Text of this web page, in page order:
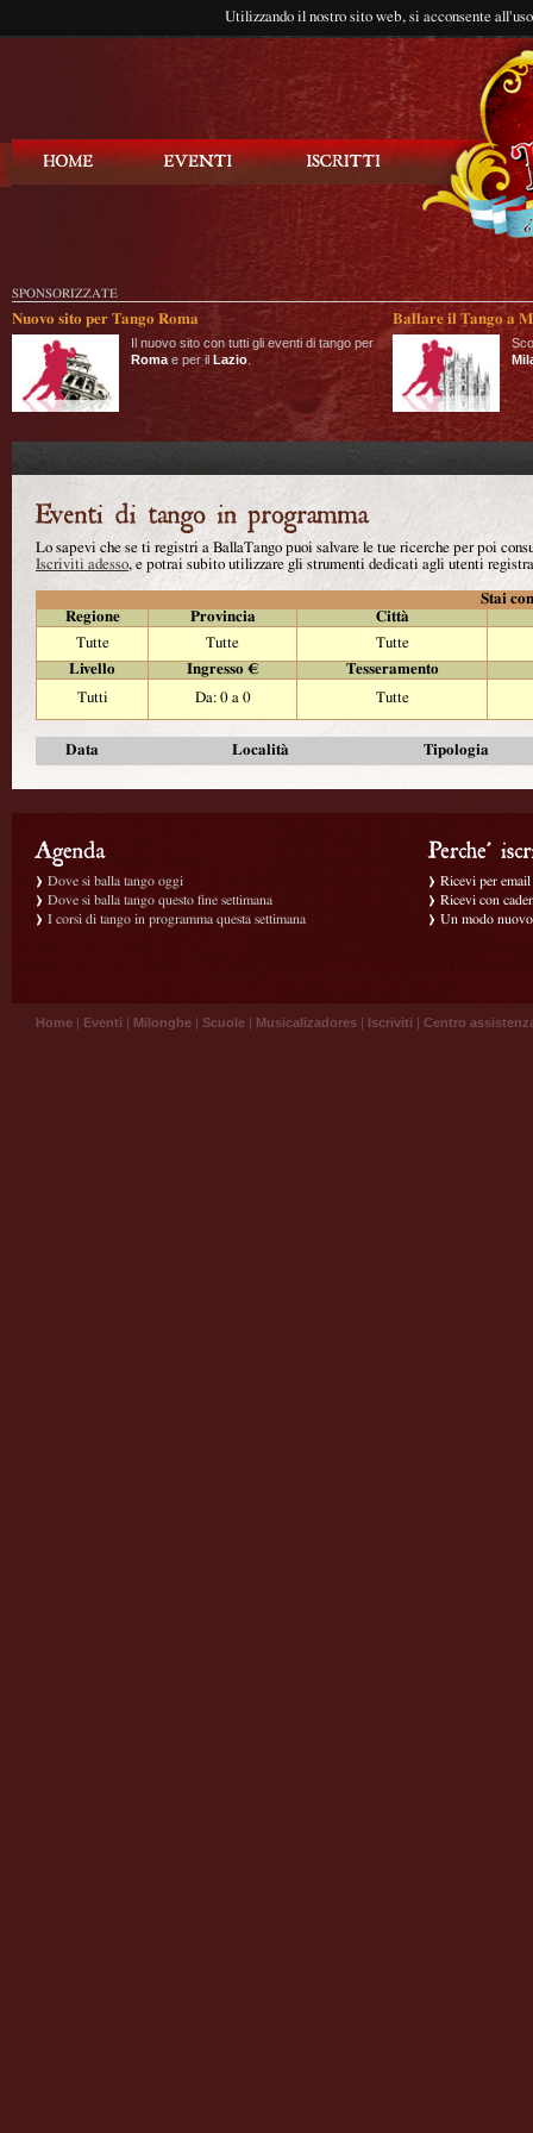
Utilizzando il nostro sito web, si acconsente
SPONSORIZZATE
Nuovo sito per Tango Roma
Il nuovo sito con tutti gli eventi di tango per
Roma e per il Lazio
Ballare il Tango a
Lo sapevi che se ti registri a BallaTango puoi salvare le tue ricerche per poi
Iscriviti adesso, e potrai subito utilizzare gli strumenti dedicati agli utenti
Stai
Regione
Provincia
Città
Tutte
Tutte
Tutte
Livello
Ingresso €
Tesseramento
Tutti
Da: 0 a 0 Tutte
Data Località Tipologia
Dove si balla tango oggi
Dove si balla tango questo fine settimana
I corsi di tango in programma questa settimana
Ricevi per
Ricevi con
Un modo
Home | Eventi | Milonghe | Scuole | Musicalizadores | Iscriviti | Centro